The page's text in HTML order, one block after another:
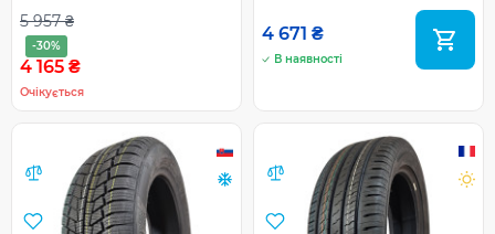
5 957 ₴
-30%
4 165 ₴
Очікується
4 671 ₴
В наявності